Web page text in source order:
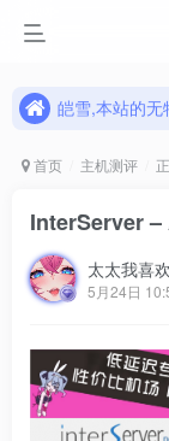
皑雪,本站的
皑雪,本站的
首页 主机测评
InterServer –
太太我喜
5月24日